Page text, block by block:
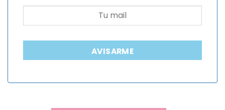
AVISARME